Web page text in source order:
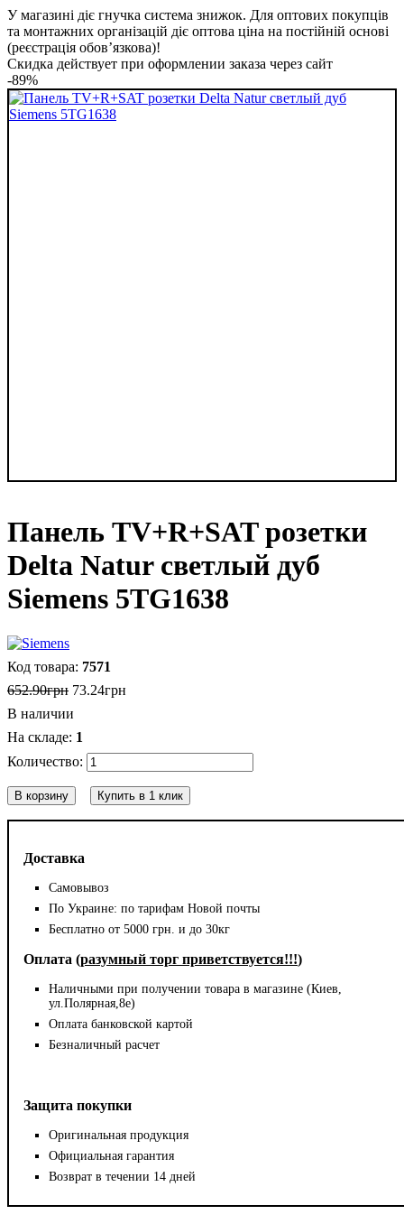
У магазині діє гнучка система знижок. Для оптових покупців
та монтажних організацій діє оптова ціна на постійній основі
(реєстрація обов’язкова)!
Скидка действует при оформлении заказа через сайт
-89%
Панель TV+R+SAT розетки
Delta Natur светлый дуб
Siemens 5TG1638
Доставка
Самовывоз
По Украине: по тарифам Новой почты
Бесплатно от 5000 грн. и до 30кг
Оплата (разумный торг приветствуется!!!)
Наличными при получении товара в магазине (Киев,
ул.Полярная,8е)
Оплата банковской картой
Безналичный расчет
Защита покупки
Оригинальная продукция
Официальная гарантия
Возврат в течении 14 дней
7571
652.90грн 73.24грн
В наличии
1
В корзину Купить в 1 клик